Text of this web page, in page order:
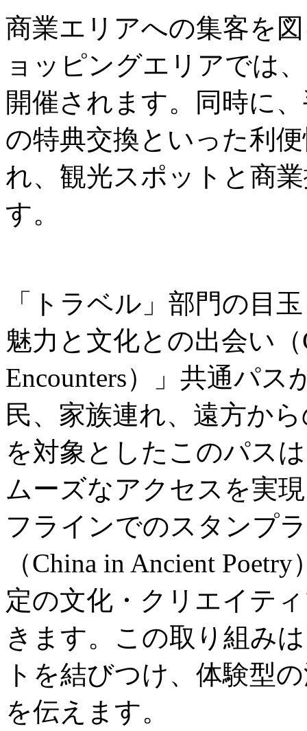
商業エリアへの集客を
ョッピングエリアでは
開催されます。同時に
の特典交換といった利
れ、観光スポットと商
す。
「トラベル」部門の目
魅力と文化との出会い（
Encounters）」共通パ
民、家族連れ、遠方か
を対象としたこのパス
ムーズなアクセスを実
フラインでのスタンプ
（China in Ancient
定の文化・クリエイテ
きます。この取り組み
トを結びつけ、体験型
を伝えます。